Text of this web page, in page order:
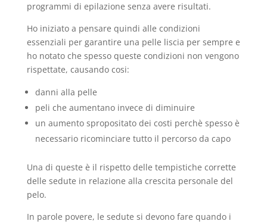
programmi di epilazione senza avere risultati.
Ho iniziato a pensare quindi alle condizioni
essenziali per garantire una pelle liscia per sempre e
ho notato che spesso queste condizioni non vengono
rispettate, causando cosi:
danni alla pelle
peli che aumentano invece di diminuire
un aumento spropositato dei costi perchè spesso è
necessario ricominciare tutto il percorso da capo
Una di queste è il rispetto delle tempistiche corrette
delle sedute in relazione alla crescita personale del
pelo.
In parole povere, le sedute si devono fare quando i